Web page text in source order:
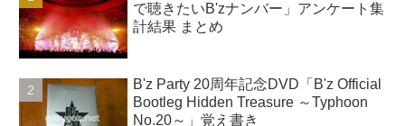
で聴きたいB'zナンバー」アンケート集
計結果 まとめ
B'z Party 20周年記念DVD「B'z Official
Bootleg Hidden Treasure ～Typhoon
No.20～」覚え書き